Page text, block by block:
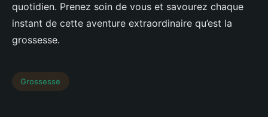
quotidien. Prenez soin de vous et savourez chaque
instant de cette aventure extraordinaire qu’est la
grossesse.
Grossesse